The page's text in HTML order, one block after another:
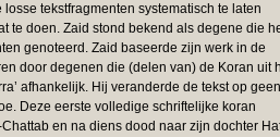
tekstfragmenten systematisch te laten
te doen. Zaid stond bekend als degene die
genoteerd. Zaid baseerde zijn werk in de
door degenen die (delen van) de Koran uit
afhankelijk. Hij veranderde de tekst op geen
Deze eerste volledige schriftelijke koran
en na diens dood naar zijn dochter